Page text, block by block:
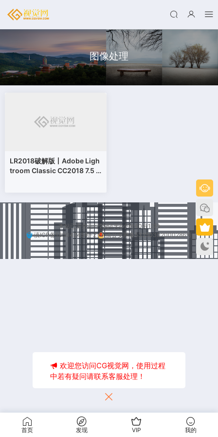
图像处理
LR2018破解版丨Adobe Ligh
troom Classic CC2018 7.5 S
本站已安全运行2564天6小时40分12秒
滇ICP备18004245号-2
滇公安网备53250302000286号
首页 发现 VIP 我的
欢迎您访问CG视觉网，使用过程
中若有疑问请联系客服处理！